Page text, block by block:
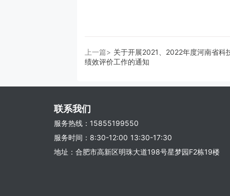
上一篇> 关于开展2021、2022年度河南省科
绩效评价工作的通知
联系我们
服务热线：15855199550
服务时间：8:30-12:00 13:30-17:30
地址：合肥市高新区明珠大道198号星梦园F2栋19楼